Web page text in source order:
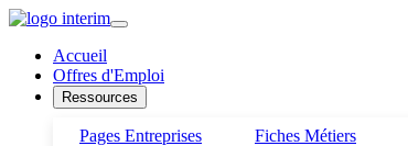
Accueil
Offres d'Emploi
Ressources
Pages Entreprises Fiches Métiers